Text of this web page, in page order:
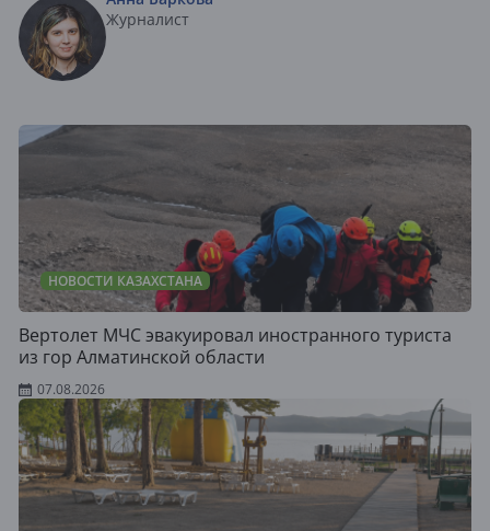
Журналист
НОВОСТИ КАЗАХСТАНА
Вертолет МЧС эвакуировал иностранного туриста
из гор Алматинской области
07.08.2026